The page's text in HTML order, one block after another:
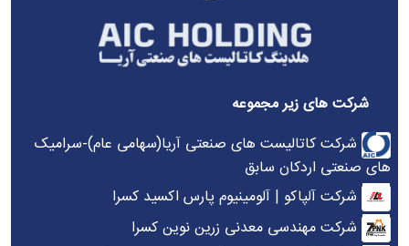
شرکت های زیر مجموعه
شرکت کاتالیست های صنعتی آریا(سهامی عام)-سرامیک
های صنعتی اردکان سابق
شرکت آلپاکو | آلومینیوم پارس اکسید کسرا
شرکت مهندسی معدنی زرین نوین کسرا